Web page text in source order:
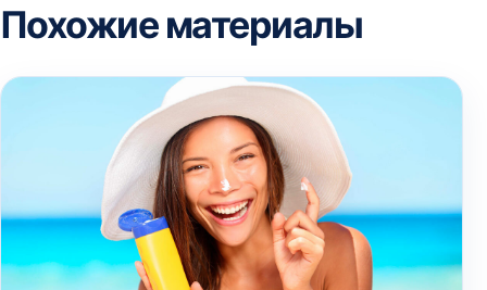
Похожие материалы